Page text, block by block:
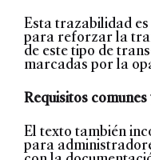
Esta trazabilidad
para reforzar la
de este tipo de
marcadas por la
Requisitos
El texto también
para